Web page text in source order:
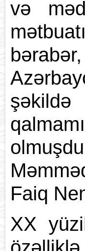
və
şəkildə
Faiq
XX